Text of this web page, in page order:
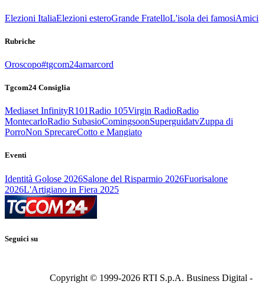
Elezioni ItaliaElezioni esteroGrande FratelloL'isola dei famosiAmici
Rubriche
Oroscopo#tgcom24amarcord
Tgcom24 Consiglia
Mediaset InfinityR101Radio 105Virgin RadioRadio
MontecarloRadio SubasioComingsoonSuperguidatvZuppa di
PorroNon SprecareCotto e Mangiato
Eventi
Identità Golose 2026Salone del Risparmio 2026Fuorisalone
2026L'Artigiano in Fiera 2025
Seguici su
Copyright © 1999-2026 RTI S.p.A. Business Digital -